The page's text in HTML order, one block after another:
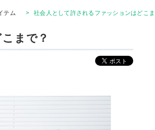
テム > 社会人として許されるファッションはどこ
まで？